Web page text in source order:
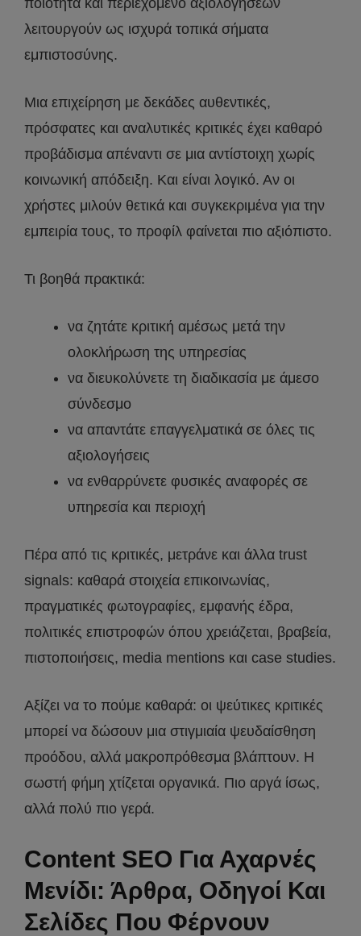
λειτουργούν ως ισχυρά τοπικά σήματα
εμπιστοσύνης.
Μια επιχείρηση με δεκάδες αυθεντικές,
πρόσφατες και αναλυτικές κριτικές έχει καθαρό
προβάδισμα απέναντι σε μια αντίστοιχη χωρίς
κοινωνική απόδειξη. Και είναι λογικό. Αν οι
χρήστες μιλούν θετικά και συγκεκριμένα για την
εμπειρία τους, το προφίλ φαίνεται πιο αξιόπιστο.
Τι βοηθά πρακτικά:
να ζητάτε κριτική αμέσως μετά την
ολοκλήρωση της υπηρεσίας
να διευκολύνετε τη διαδικασία με άμεσο
σύνδεσμο
να απαντάτε επαγγελματικά σε όλες τις
αξιολογήσεις
να ενθαρρύνετε φυσικές αναφορές σε
υπηρεσία και περιοχή
Πέρα από τις κριτικές, μετράνε και άλλα trust
signals: καθαρά στοιχεία επικοινωνίας,
πραγματικές φωτογραφίες, εμφανής έδρα,
πολιτικές επιστροφών όπου χρειάζεται, βραβεία,
πιστοποιήσεις, media mentions και case studies.
Αξίζει να το πούμε καθαρά: οι ψεύτικες κριτικές
μπορεί να δώσουν μια στιγμιαία ψευδαίσθηση
προόδου, αλλά μακροπρόθεσμα βλάπτουν. Η
σωστή φήμη χτίζεται οργανικά. Πιο αργά ίσως,
αλλά πολύ πιο γερά.
Content SEO Για Αχαρνές
Μενίδι: Άρθρα, Οδηγοί Και
Σελίδες Που Φέρνουν